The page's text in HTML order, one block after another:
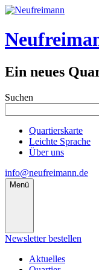
Ein neues
Suchen
Quartierskarte
Leichte Sprache
Über uns
info@neufreimann.de
Menü
Newsletter bestellen
Aktuelles